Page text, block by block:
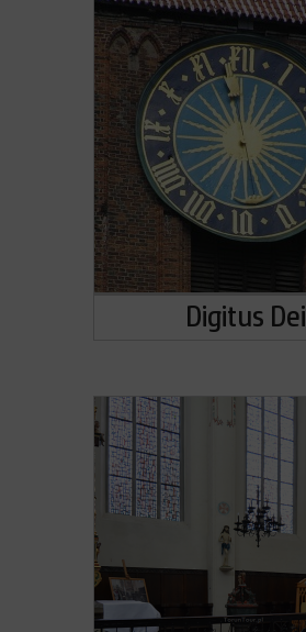
Digitus Dei